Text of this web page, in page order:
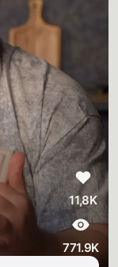
11,8K
771.9K